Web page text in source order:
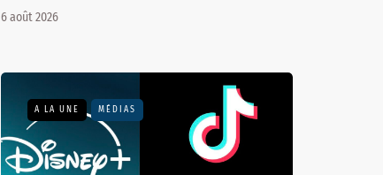
6 août 2026
A LA UNE MÉDIAS